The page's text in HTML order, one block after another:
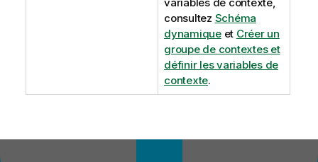
consultez Schéma
dynamiqueet Créer un
groupe de contextes et
définir les variables de
contexte.